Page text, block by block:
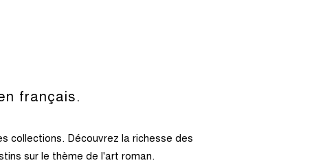
français.
collections. Découvrez la richesse des
sur le thème de l'art roman.